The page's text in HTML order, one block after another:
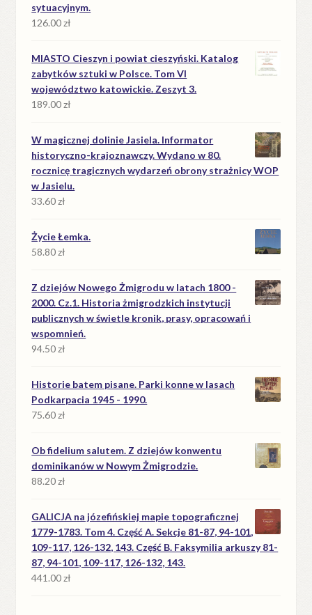
sytuacyjnym.
126.00zł
MIASTO Cieszyn i powiat cieszyński. Katalog
zabytków sztuki w Polsce. Tom VI
województwo katowickie. Zeszyt 3.
189.00zł
W magicznej dolinie Jasiela. Informator
historyczno-krajoznawczy. Wydano w 80.
rocznicę tragicznych wydarzeń obrony strażnicy WOP
w Jasielu.
33.60zł
Życie Łemka.
58.80zł
Z dziejów Nowego Żmigrodu w latach 1800 -
2000. Cz.1. Historia żmigrodzkich instytucji
publicznych w świetle kronik, prasy, opracowań i
wspomnień.
94.50zł
Historie batem pisane. Parki konne w lasach
Podkarpacia 1945 - 1990.
75.60zł
Ob fidelium salutem. Z dziejów konwentu
dominikanów w Nowym Żmigrodzie.
88.20zł
GALICJA na józefińskiej mapie topograficznej
1779-1783. Tom 4. Część A. Sekcje 81-87, 94-101,
109-117, 126-132, 143. Część B. Faksymilia arkuszy 81-
87, 94-101, 109-117, 126-132, 143.
441.00zł